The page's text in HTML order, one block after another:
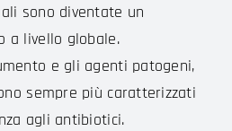
sono diventate un
a livello globale.
e gli agenti patogeni,
sempre più caratterizzati
agli antibiotici.